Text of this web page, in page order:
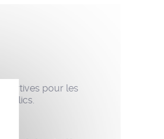
pour les